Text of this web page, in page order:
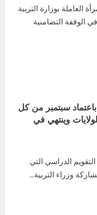
العاملة بوزارة التربية
الوقفة التضامنية
سبتمبر من كل
وينتهي في
الدراسي التي
وزراء التربية...
و التطوير الإداري
الملتقي التنسيقي
بمحلية مدني